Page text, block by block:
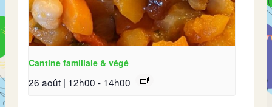
Cantine familiale & végé
26 août | 12h00 - 14h00